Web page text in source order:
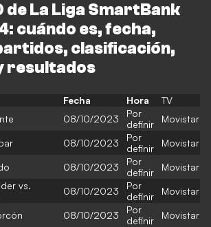
de La Liga SmartBank
cuándo es, fecha,
clasificación,
resultados
Fecha Hora
TV
08/10/2023
Por
definir
Movistar
08/10/2023
Por
definir
Movistar
08/10/2023
Por
definir
Movistar
vs.
08/10/2023
Por
definir
Movistar
08/10/2023
Por
definir
Movistar